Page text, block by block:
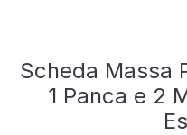
Scheda Massa
1 Panca e 2